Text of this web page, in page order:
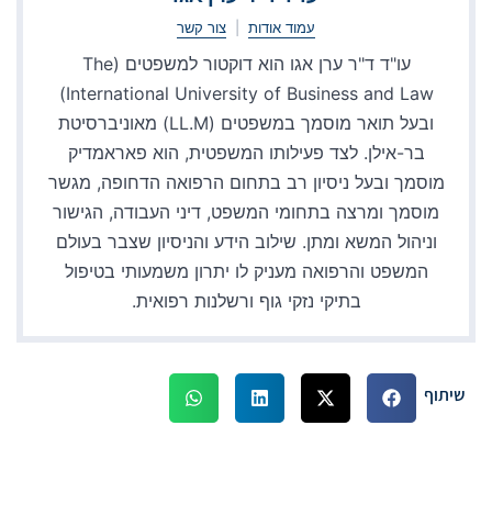
עמוד אודות צור קשר
עו"ד ד"ר ערן אגו הוא דוקטור למשפטים (The
International University of Business and Law)
ובעל תואר מוסמך במשפטים (LL.M) מאוניברסיטת
בר-אילן. לצד פעילותו המשפטית, הוא פאראמדיק
מוסמך ובעל ניסיון רב בתחום הרפואה הדחופה, מגשר
מוסמך ומרצה בתחומי המשפט, דיני העבודה, הגישור
וניהול המשא ומתן. שילוב הידע והניסיון שצבר בעולם
המשפט והרפואה מעניק לו יתרון משמעותי בטיפול
בתיקי נזקי גוף ורשלנות רפואית.
שיתוף